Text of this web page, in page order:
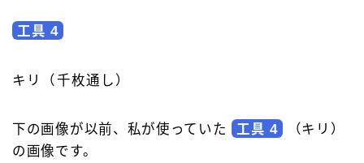
工具 4
キリ（千枚通し）
下の画像が以前、私が使っていた 工具 4
（キリ）
の画像です。